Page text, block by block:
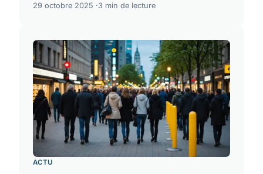
29 octobre 2025 3 min de lecture
ACTU